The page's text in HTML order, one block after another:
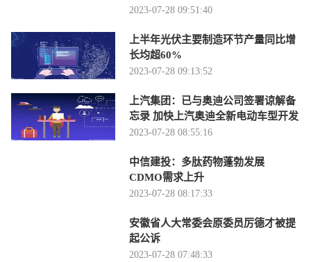
2023-07-28 09:51:40
上半年光伏主要制造环节产量同比增
长均超60%
2023-07-28 09:13:52
上汽集团：已与奥迪公司签署谅解备
忘录 加快上汽奥迪全新电动车型开发
2023-07-28 08:55:16
中信建投：多肽药物蓬勃发展
CDMO需求上升
2023-07-28 08:17:33
安徽省人大常委会原委员厉德才被提
起公诉
2023-07-28 07:48:33